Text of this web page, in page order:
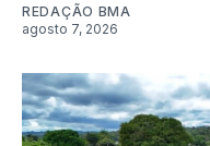
REDAÇÃO BMA
agosto 7, 2026